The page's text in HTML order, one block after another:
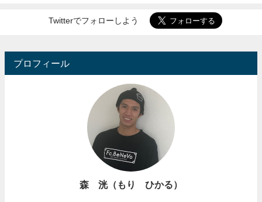
Twitterでフォローしよう
プロフィール
森 洸（もり ひかる）